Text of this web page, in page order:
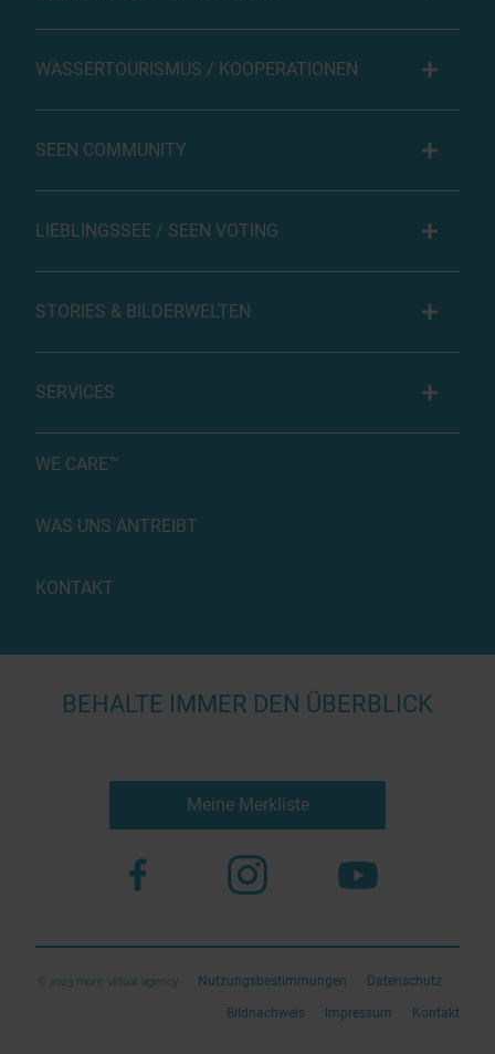
WASSERTOURISMUS / KOOPERATIONEN
SEEN COMMUNITY
LIEBLINGSSEE / SEEN VOTING
STORIES & BILDERWELTEN
SERVICES
WE CARE™
WAS UNS ANTREIBT
KONTAKT
BEHALTE IMMER DEN ÜBERBLICK
Meine Merkliste
© 2023 more virtual agency Nutzungsbestimmungen Datenschutz
Bildnachweis Impressum Kontakt